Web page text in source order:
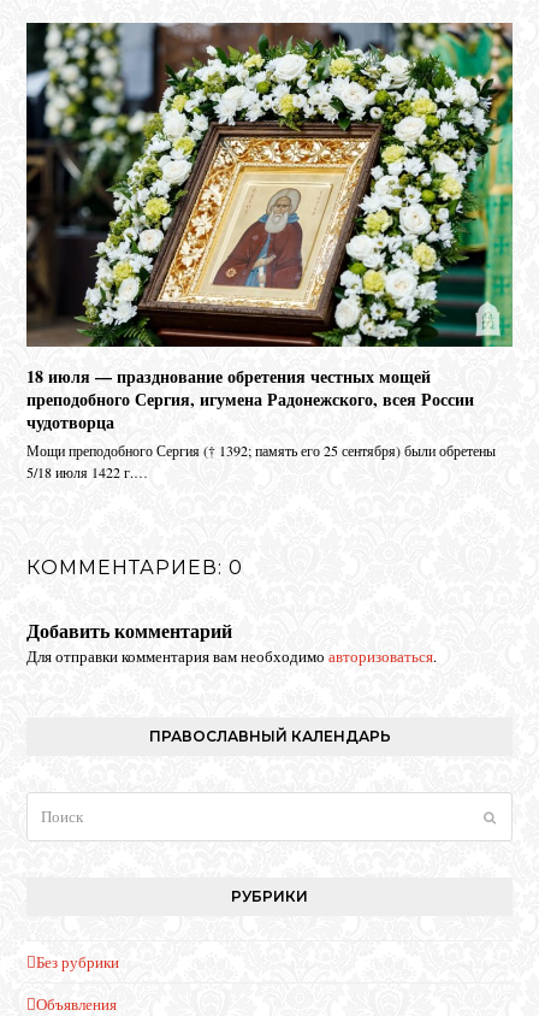
18 июля — празднование обретения честных мощей
преподобного Сергия, игумена Радонежского, всея России
чудотворца
Мо­щи пре­по­доб­но­го Сер­гия († 1392; па­мять его 25 сен­тяб­ря) бы­ли об­ре­те­ны
5/18 июля 1422 г.…
КОММЕНТАРИЕВ: 0
Добавить комментарий
Для отправки комментария вам необходимоавторизоваться.
ПРАВОСЛАВНЫЙ КАЛЕНДАРЬ
РУБРИКИ
Без рубрики
Объявления